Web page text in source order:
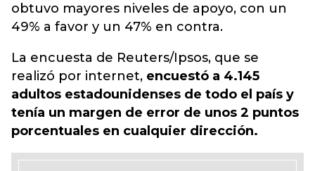
obtuvo mayores niveles de apoyo, con un
49% a favor y un 47% en contra.
La encuesta de Reuters/Ipsos, que se
realizó por internet, encuestó a 4.145
adultos estadounidenses de todo el país y
tenía un margen de error de unos 2 puntos
porcentuales en cualquier dirección.